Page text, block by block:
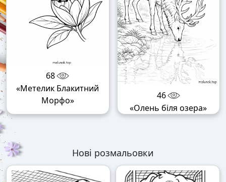
68
«Метелик Блакитний
Морфо»
46
«Олень біля озера»
Нові розмальовки